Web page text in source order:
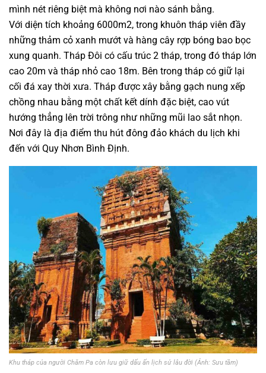
mình nét riêng biệt mà không nơi nào sánh bằng.
Với diện tích khoảng 6000m2, trong khuôn tháp viên đầy
những thảm cỏ xanh mướt và hàng cây rợp bóng bao bọc
xung quanh. Tháp Đôi có cấu trúc 2 tháp, trong đó tháp lớn
cao 20m và tháp nhỏ cao 18m. Bên trong tháp có giữ lại
cối đá xay thời xưa. Tháp được xây bằng gạch nung xếp
chồng nhau bằng một chất kết dính đặc biệt, cao vút
hướng thẳng lên trời trông như những mũi lao sắt nhọn.
Nơi đây là địa điểm thu hút đông đảo khách du lịch khi
đến với Quy Nhơn Bình Định.
Khu tháp của người Chăm Pa còn lưu giữ dấu ấn lịch sử lâu đời (Ảnh: Sưu tầm)